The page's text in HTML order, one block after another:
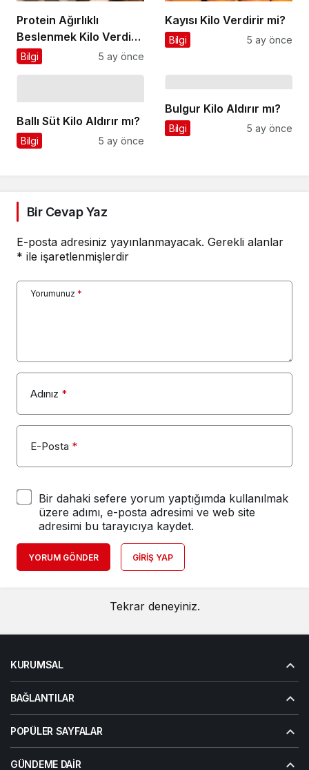
Protein Ağırlıklı
Beslenmek Kilo Verdirir
mi?
Bilgi 5 ay önce
Kayısı Kilo Verdirir mi?
Bilgi 5 ay önce
Ballı Süt Kilo Aldırır mı?
Bilgi 5 ay önce
Bulgur Kilo Aldırır mı?
Bilgi 5 ay önce
Bir Cevap Yaz
E-posta adresiniz yayınlanmayacak. Gerekli alanlar
* ile işaretlenmişlerdir
Yorumunuz *
Adınız *
E-Posta *
Bir dahaki sefere yorum yaptığımda kullanılmak
üzere adımı, e-posta adresimi ve web site
adresimi bu tarayıcıya kaydet.
YORUM GÖNDER GIRIŞ YAP
Tekrar deneyiniz.
KURUMSAL
BAĞLANTILAR
POPÜLER SAYFALAR
GÜNDEME DAIR